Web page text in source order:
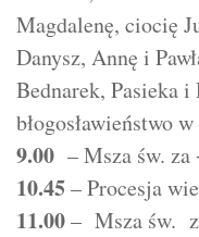
Magdalenę, ciocię
Danysz, Annę i
Bednarek, Pasieka i
błogosławieństwo
9.00 – Msza św.
10.45– Procesja
11.00– Msza św.